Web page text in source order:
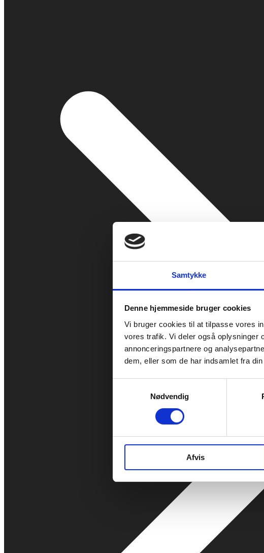
Samtykke
Denne hjemmeside bruger cookies
Vi bruger cookies til at tilpasse vores
vores trafik. Vi deler også oplysninger
annonceringspartnere og
dem, eller som de har indsamlet fra
Nødvendig
Afvis